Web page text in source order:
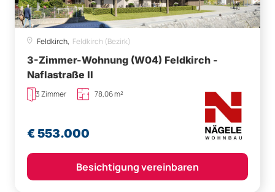
Feldkirch, Feldkirch (Bezirk)
3-Zimmer-Wohnung (W04) Feldkirch -
Naflastraße II
3 Zimmer 78,06 m²
€ 553.000
Besichtigung vereinbaren